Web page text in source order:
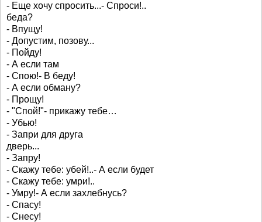
- Еще хочу спросить...- Спроси!..
беда?
- Впущу!
- Допустим, позову...
- Пойду!
- А если там
- Спою!- В беду!
- А если обману?
- Прощу!
- "Спой!"- прикажу тебе…
- Убью!
- Запри для друга
дверь...
- Запру!
- Скажу тебе: убей!..- А если будет
- Скажу тебе: умри!..
- Умру!- А если захлебнусь?
- Спасу!
- Снесу!